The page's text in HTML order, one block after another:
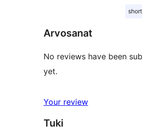
Arvosanat
No reviews have been
yet.
Your review
Tuki